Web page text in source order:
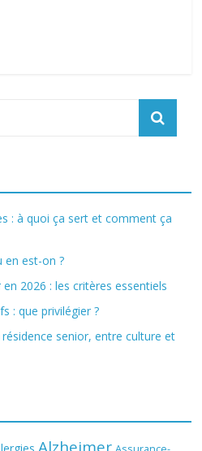
: à quoi ça sert et comment ça
en est-on ?
2026 : les critères essentiels
: que privilégier ?
senior, entre culture et